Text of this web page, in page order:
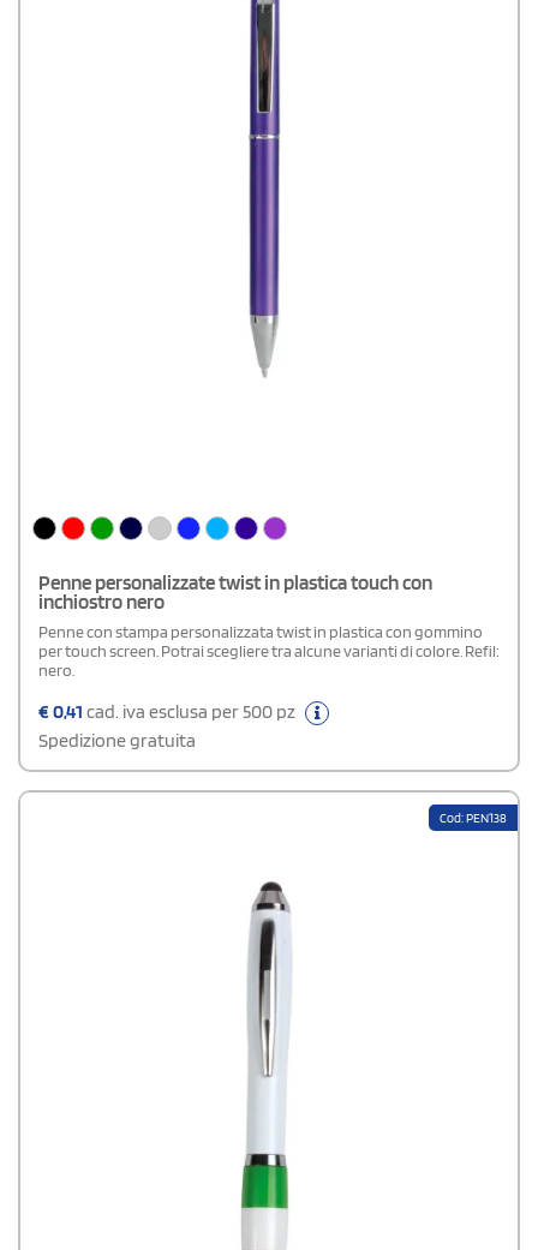
Penne personalizzate twist in plastica touch con
inchiostro nero
Penne con stampa personalizzata twist in plastica con gommino
per touch screen. Potrai scegliere tra alcune varianti di colore. Refil:
nero.
€0,41 cad. iva esclusa per 500 pz
Spedizione gratuita
Cod: PEN138